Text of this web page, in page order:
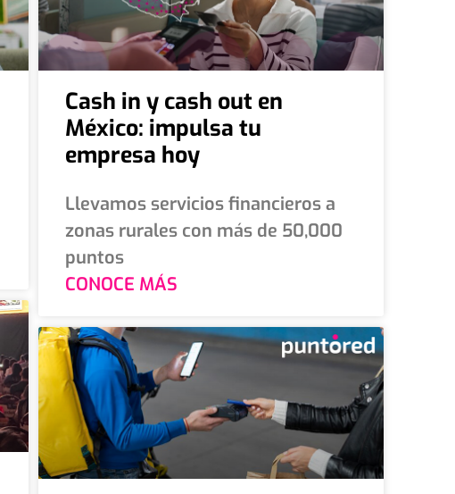
Cash in y cash out en
México: impulsa tu
empresa hoy
Llevamos servicios financieros a
zonas rurales con más de 50,000
puntos
CONOCE MÁS